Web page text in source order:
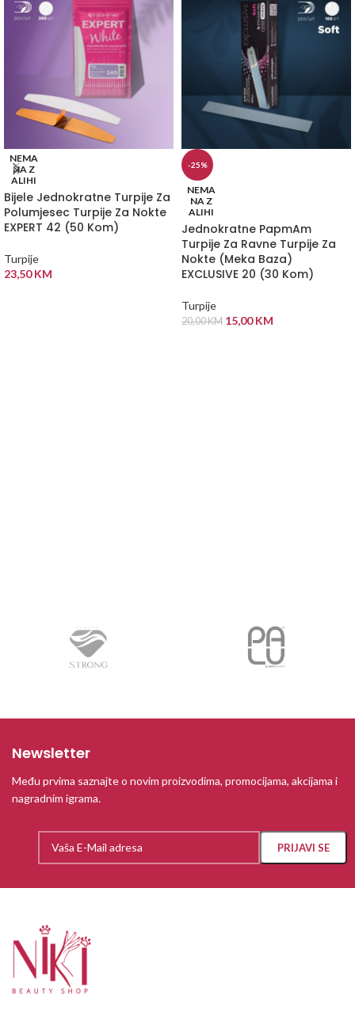
NEMA
NA Z
ALIHI
Bijele Jednokratne Turpije Za
Polumjesec Turpije Za Nokte
EXPERT 42 (50 Kom)
Turpije
23,50KM
-25%
NEMA
NA Z
ALIHI
Jednokratne PapmAm
Turpije Za Ravne Turpije Za
Nokte (Meka Baza)
EXCLUSIVE 20 (30 Kom)
Turpije
20,00KM 15,00KM
Newsletter
Među prvima saznajte o novim proizvodima, promocijama, akcijama i
nagradnim igrama.